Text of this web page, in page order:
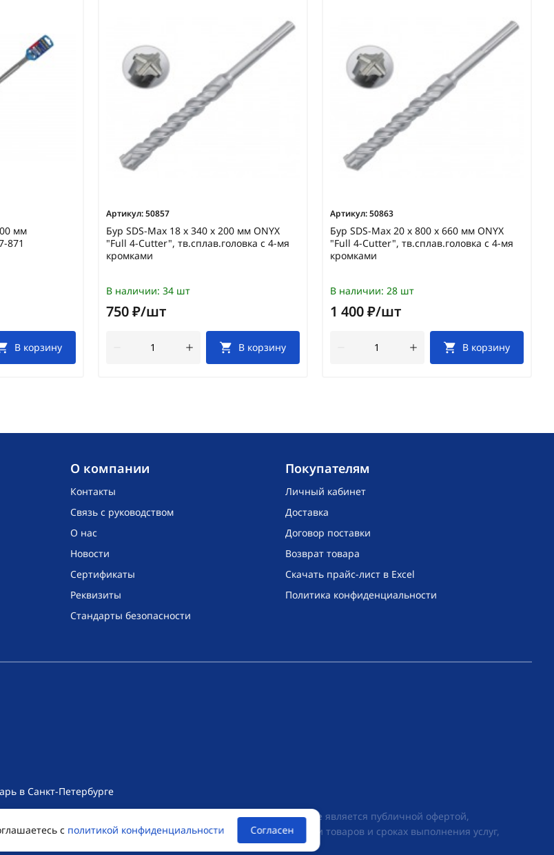
мм
871
В корзину
Артикул:50857
Бур SDS-Max 18 х 340 х 200 мм ONYX
"Full 4-Cutter", тв.сплав.головка с 4-мя
кромками
В наличии: 34 шт
750 ₽/шт
В корзину
Артикул:50863
Бур SDS-Max 20 х 800 х 660 мм ONYX
"Full 4-Cutter", тв.сплав.головка с 4-мя
кромками
В наличии: 28 шт
1 400 ₽/шт
В корзину
O компании
Контакты
Связь с руководством
О нас
Новости
Сертификаты
Реквизиты
Стандарты безопасности
Покупателям
Личный кабинет
Доставка
Договор поставки
Возврат товара
Скачать прайс-лист в Excel
Политика конфиденциальности
в Санкт-Петербурге
информационный характер и ни при каких условиях не является публичной офертой,
Федерации. Для получения подробной информации о стоимости товаров и сроках выполнения услуг,
с политикой конфиденциальности Согласен